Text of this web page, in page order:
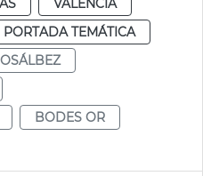
PORTADA TEMÁTICA
BODES OR